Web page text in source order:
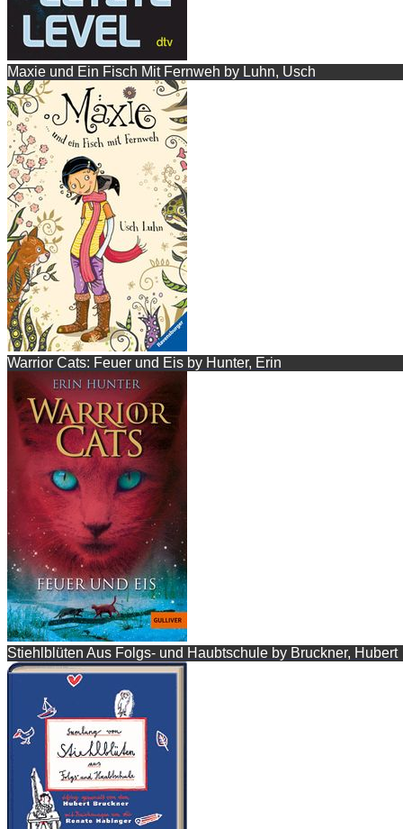
Maxie und Ein Fisch Mit Fernweh by Luhn, Usch
Warrior Cats: Feuer und Eis by Hunter, Erin
Stiehlblüten Aus Folgs- und Haubtschule by Bruckner, Hubert